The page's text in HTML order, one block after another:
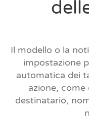
Il modello o la
impostazione
automatica dei
azione,
destinatario,